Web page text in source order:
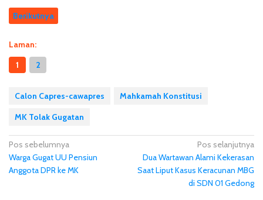
Berikutnya
Laman:
1
2
Calon Capres-cawapres
Mahkamah Konstitusi
MK Tolak Gugatan
N
a
v
Pos sebelumnya
Warga Gugat UU Pensiun
Anggota DPR ke MK
Pos selanjutnya
Dua Wartawan Alami Kekerasan
Saat Liput Kasus Keracunan MBG
di SDN 01 Gedong